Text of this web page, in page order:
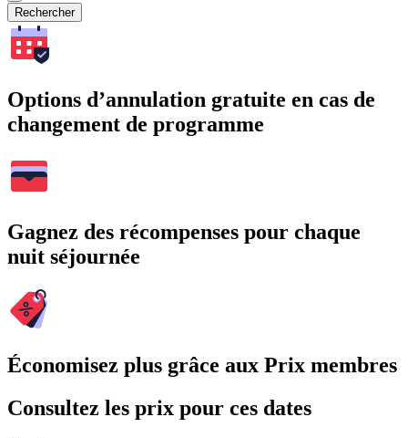
Rechercher
Options d’annulation gratuite en cas de
changement de programme
Gagnez des récompenses pour chaque
nuit séjournée
Économisez plus grâce aux Prix membres
Consultez les prix pour ces dates